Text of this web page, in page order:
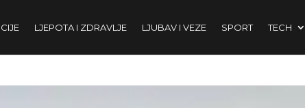
LJEPOTA I ZDRAVLJE LJUBAV I VEZE SPORT TECH